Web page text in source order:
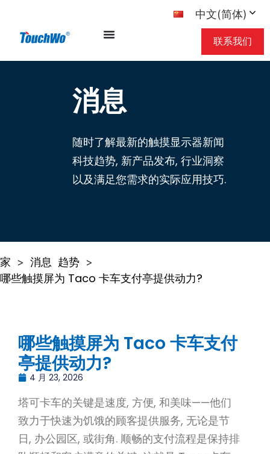
中文(简体)
联系我们
消息
随时了解最新的触摸显示器新闻
科技趋势, 新产品发布, 行业洞察
以及满足您需求的实际应用技巧.
家 > 消息 趋势 >
哪些触摸屏为 Taco 卡车支付亭提供动力?
哪些触摸屏为 Taco 卡车支付
亭提供动力?
4 月 23, 2026
塔可卡车的关键是速度, 方便, 和美味——他们
致力于快速为饥饿的顾客提供服务, 无论是节
日, 办公园区, 或街角. 顺畅的支付流程是保持排